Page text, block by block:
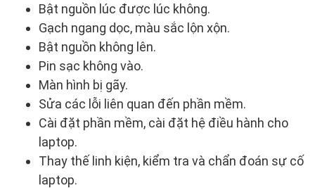
Bật nguồn lúc được lúc không.
Gạch ngang dọc, màu sắc lộn xộn.
Bật nguồn không lên.
Pin sạc không vào.
Màn hình bị gãy.
Sửa các lỗi liên quan đến phần mềm.
Cài đặt phần mềm, cài đặt hệ điều hành cho
laptop.
Thay thế linh kiện, kiểm tra và chẩn đoán sự cố
laptop.